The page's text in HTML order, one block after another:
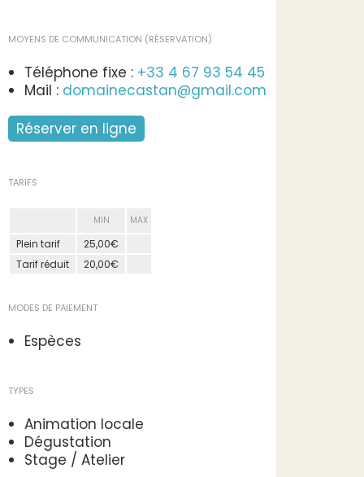
MOYENS DE COMMUNICATION (RÉSERVATION)
Téléphone fixe : +33 4 67 93 54 45
Mail : domainecastan@gmail.com
Réserver en ligne
TARIFS
MIN MAX
Plein tarif
25,00€
Tarif réduit
20,00€
MODES DE PAIEMENT
Espèces
TYPES
Animation locale
Dégustation
Stage / Atelier